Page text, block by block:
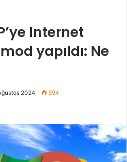
Internet
yapıldı: Ne
2024 594